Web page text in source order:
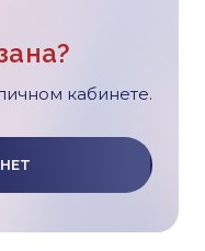
кабинете.